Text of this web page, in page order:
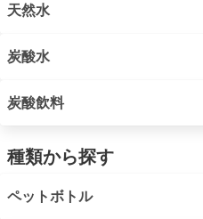
天然水
炭酸水
炭酸飲料
種類から探す
ペットボトル